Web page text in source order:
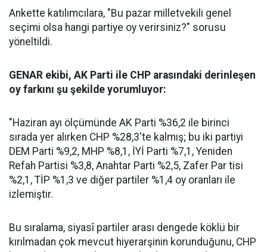
Ankette katılımcılara, "Bu pazar milletvekili genel
seçimi olsa hangi partiye oy verirsiniz?" sorusu
yöneltildi.
GENAR ekibi, AK Parti ile CHP arasındaki derinleşen
oy farkını şu şekilde yorumluyor:
"Haziran ayı ölçümünde AK Parti %36,2 ile birinci
sırada yer alırken CHP %28,3'te kalmış; bu iki partiyi
DEM Parti %9,2, MHP %8,1, İYİ Parti %7,1, Yeniden
Refah Partisi %3,8, Anahtar Parti %2,5, Zafer Par tisi
%2,1, TİP %1,3 ve diğer partiler %1,4 oy oranları ile
izlemiştir.
Bu sıralama, siyasî partiler arası dengede köklü bir
kırılmadan çok mevcut hiyerarşinin korunduğunu, CHP